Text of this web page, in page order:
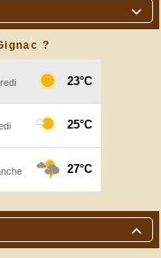

?
